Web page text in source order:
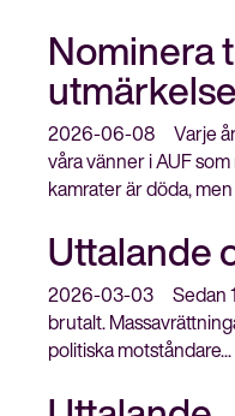
Nominera
2026-06-08
Varje
våra vänner i AUF
kamrater är döda,
Uttalande
2026-03-03
Sedan
brutalt.
politiska motståndare...